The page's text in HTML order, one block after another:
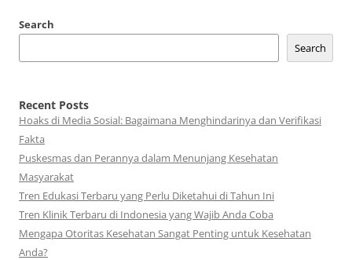
Search
Search
Recent Posts
Hoaks di Media Sosial: Bagaimana Menghindarinya dan Verifikasi
Fakta
Puskesmas dan Perannya dalam Menunjang Kesehatan
Masyarakat
Tren Edukasi Terbaru yang Perlu Diketahui di Tahun Ini
Tren Klinik Terbaru di Indonesia yang Wajib Anda Coba
Mengapa Otoritas Kesehatan Sangat Penting untuk Kesehatan
Anda?